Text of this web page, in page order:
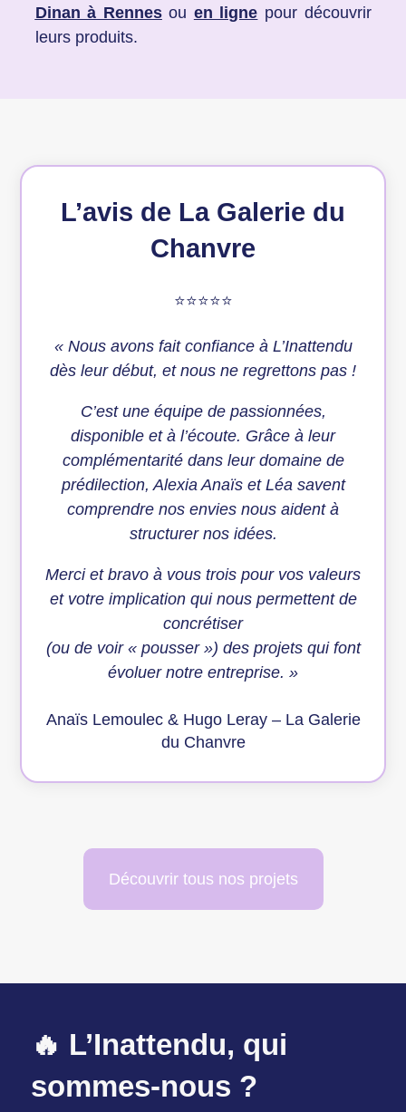
Dinan à Rennes ou en ligne pour découvrir
leurs produits.
L’avis de La Galerie du
Chanvre
⭐⭐⭐⭐⭐
« Nous avons fait confiance à L’Inattendu
dès leur début, et nous ne regrettons pas !
C’est une équipe de passionnées,
disponible et à l’écoute. Grâce à leur
complémentarité dans leur domaine de
prédilection, Alexia Anaïs et Léa savent
comprendre nos envies nous aident à
structurer nos idées.
Merci et bravo à vous trois pour vos valeurs
et votre implication qui nous permettent de
concrétiser
(ou de voir « pousser ») des projets qui font
évoluer notre entreprise. »
Anaïs Lemoulec & Hugo Leray – La Galerie
du Chanvre
Découvrir tous nos projets
🔥 L’Inattendu, qui
sommes-nous ?